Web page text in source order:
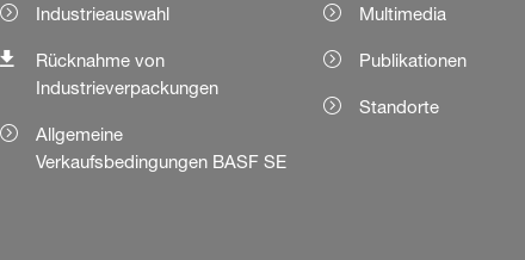
Industrieauswahl
Rücknahme von
Industrieverpackungen
Allgemeine
Verkaufsbedingungen BASF SE
Multimedia
Publikationen
Standorte